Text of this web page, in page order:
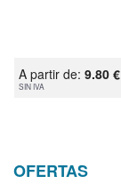
A partir de: 9.80 €
SIN IVA
OFERTAS